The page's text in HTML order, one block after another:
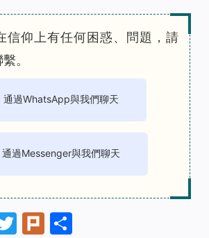
信仰上有任何困惑、問題，請
。
通過WhatsApp與我們聊天
通過Messenger與我們聊天
Twitter
Plurk